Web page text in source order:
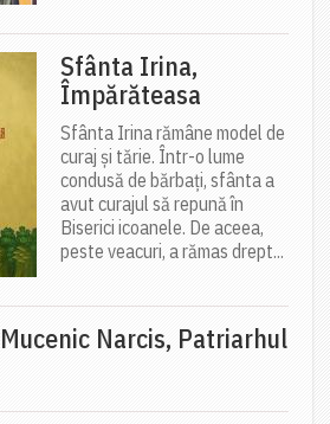
Sfânta Irina,
Împărăteasa
Sfânta Irina rămâne model de
curaj și tărie. Într-o lume
condusă de bărbați, sfânta a
avut curajul să repună în
Biserici icoanele. De aceea,
peste veacuri, a rămas drept...
Narcis, Patriarhul